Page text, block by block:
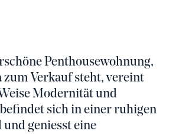
Penthousewohnung,
zum Verkauf steht, vereint
Modernität und
sich in einer ruhigen
und geniesst eine